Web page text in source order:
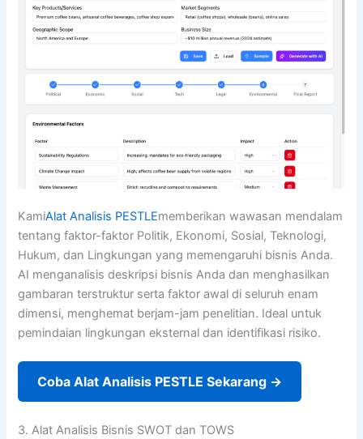
KamiAlat Analisis PESTLEmemberikan wawasan mendalam
tentang faktor-faktor Politik, Ekonomi, Sosial, Teknologi,
Hukum, dan Lingkungan yang memengaruhi bisnis Anda.
AI menganalisis deskripsi bisnis Anda dan menghasilkan
gambaran terstruktur serta faktor awal di seluruh enam
dimensi, menghemat berjam-jam penelitian. Ideal untuk
pemindaian lingkungan eksternal dan identifikasi risiko.
Coba Alat Analisis PESTLE Sekarang →
3. Alat Analisis Bisnis SWOT dan TOWS